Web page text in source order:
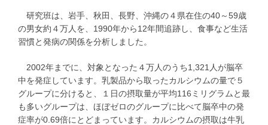
研究班は、岩手、秋田、長野、沖縄の４県在住の40～59歳
の男女約４万人を、1990年から12年間追跡し、食事など生活
習慣と発病の関係を分析しました。
2002年までに、対象となった４万人のうち1,321人が脳卒
中を発症しています。乳製品から取ったカルシウムの量で５
グループに分けると、１日の摂取量が平均116ミリグラムと最
も多いグループは、ほぼゼロのグループに比べて脳卒中の発
症率が0.69倍にとどまっています。カルシウムの摂取は牛乳